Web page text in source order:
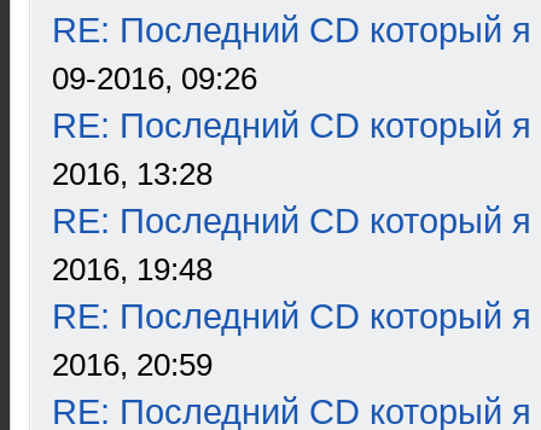
RE: Последний CD который я
09-2016, 09:26
RE: Последний CD который я
2016, 13:28
RE: Последний CD который я
2016, 19:48
RE: Последний CD который я
2016, 20:59
RE: Последний CD который я